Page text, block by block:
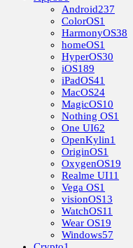
Android237
ColorOS1
HarmonyOS38
homeOS1
HyperOS30
iOS189
iPadOS41
MacOS24
MagicOS10
Nothing OS1
One UI62
OpenKylin1
OriginOS1
OxygenOS19
Realme UI11
Vega OS1
visionOS13
WatchOS11
Wear OS19
Windows57